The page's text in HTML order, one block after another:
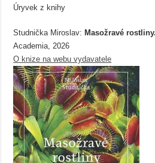
Úryvek z knihy
Studnička Miroslav: Masožravé
Academia, 2026
O knize na webu vydavatele